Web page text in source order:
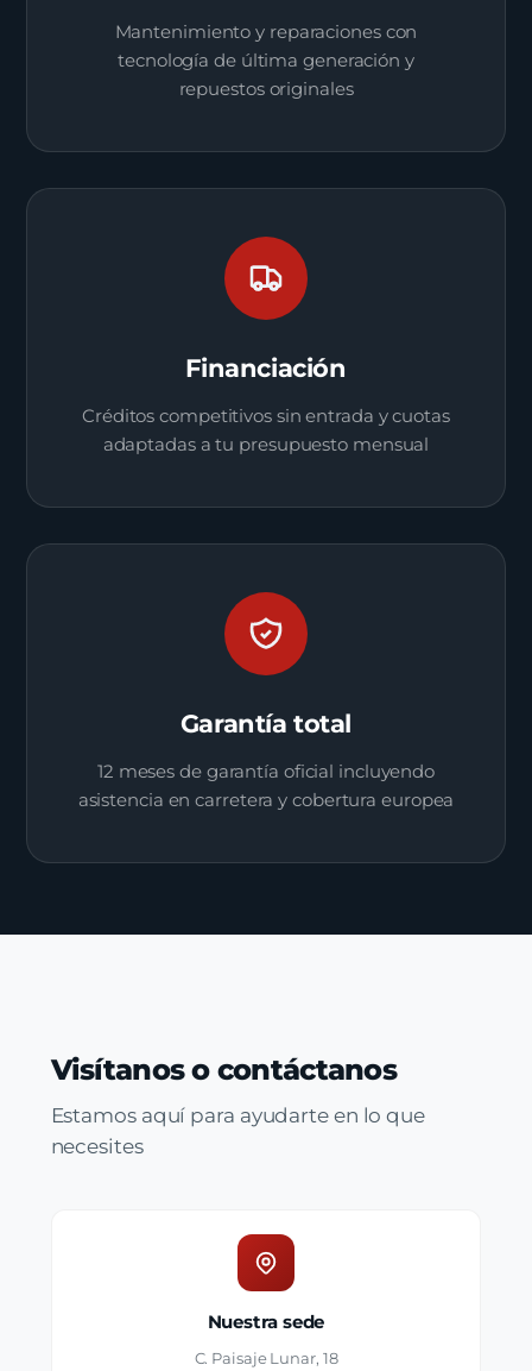
Mantenimiento y reparaciones con
tecnología de última generación y
repuestos originales
Financiación
Créditos competitivos sin entrada y cuotas
adaptadas a tu presupuesto mensual
Garantía total
12 meses de garantía oficial incluyendo
asistencia en carretera y cobertura europea
Visítanos o contáctanos
Estamos aquí para ayudarte en lo que
necesites
Nuestra sede
C. Paisaje Lunar, 18